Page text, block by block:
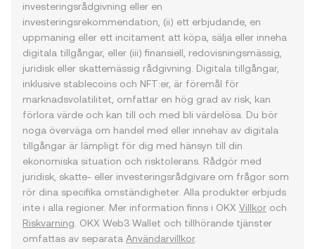
investeringsrådgivning eller en
investeringsrekommendation, (ii) ett erbjudande, en
uppmaning eller ett incitament att köpa, sälja eller inneha
digitala tillgångar, eller (iii) finansiell, redovisningsmässig,
juridisk eller skattemässig rådgivning. Digitala tillgångar,
inklusive stablecoins och NFT:er, är föremål för
marknadsvolatilitet, omfattar en hög grad av risk, kan
förlora värde och kan till och med bli värdelösa. Du bör
noga överväga om handel med eller innehav av digitala
tillgångar är lämpligt för dig med hänsyn till din
ekonomiska situation och risktolerans. Rådgör med
juridisk, skatte- eller investeringsrådgivare om frågor som
rör dina specifika omständigheter. Alla produkter erbjuds
inte i alla regioner. Mer information finns i OKX Villkor och
Riskvarning . OKX Web3 Wallet och tillhörande tjänster
omfattas av separata Användarvillkor.